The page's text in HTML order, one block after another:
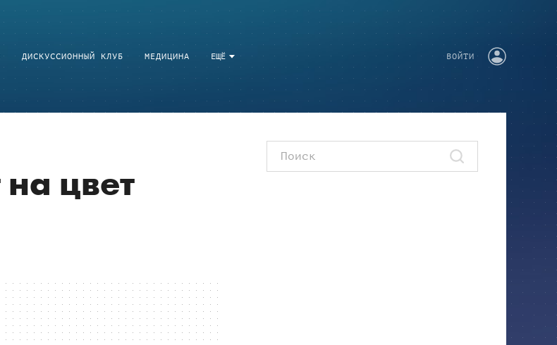
ЕЩЁ
ДИСКУССИОННЫЙ КЛУБ МЕДИЦИНА ВОЙТИ
цвет